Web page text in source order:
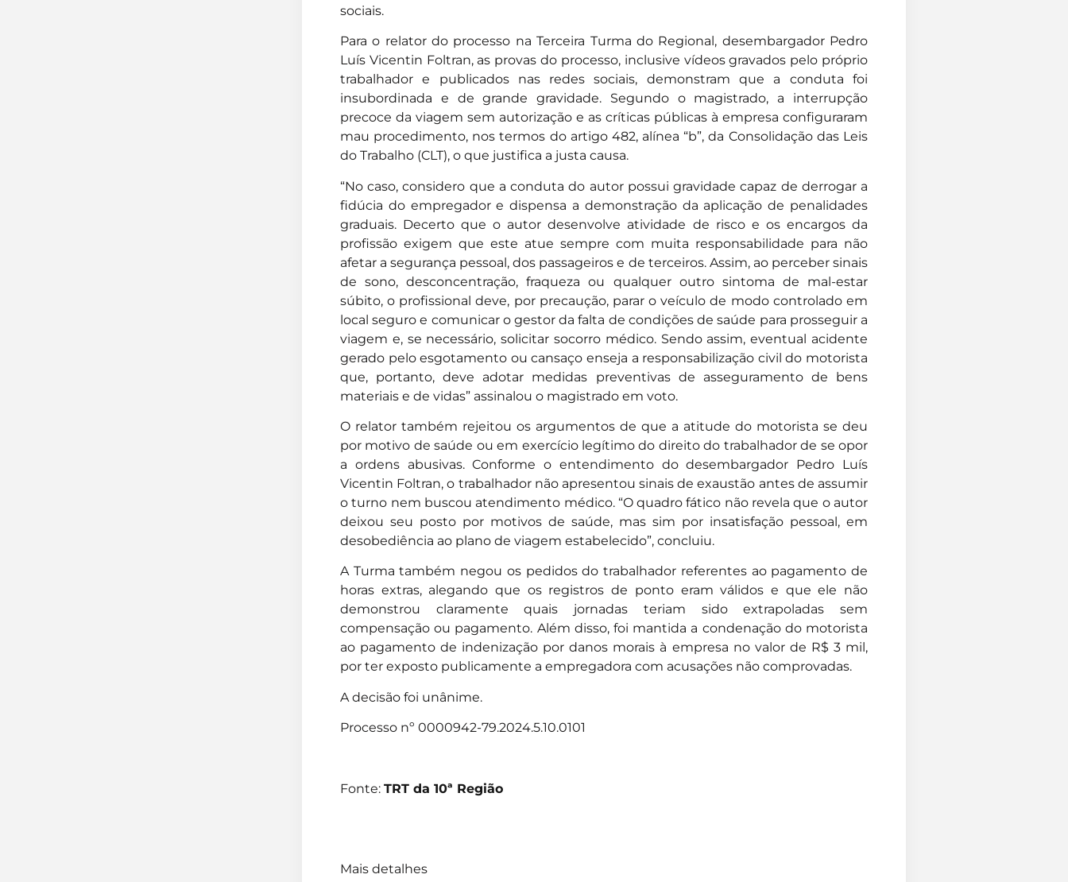
sociais.
Para o relator do processo na Terceira Turma do Regional, desembargador Pedro
Luís Vicentin Foltran, as provas do processo, inclusive vídeos gravados pelo próprio
trabalhador e publicados nas redes sociais, demonstram que a conduta foi
insubordinada e de grande gravidade. Segundo o magistrado, a interrupção
precoce da viagem sem autorização e as críticas públicas à empresa configuraram
mau procedimento, nos termos do artigo 482, alínea “b”, da Consolidação das Leis
do Trabalho (CLT), o que justifica a justa causa.
“No caso, considero que a conduta do autor possui gravidade capaz de derrogar a
fidúcia do empregador e dispensa a demonstração da aplicação de penalidades
graduais. Decerto que o autor desenvolve atividade de risco e os encargos da
profissão exigem que este atue sempre com muita responsabilidade para não
afetar a segurança pessoal, dos passageiros e de terceiros. Assim, ao perceber sinais
de sono, desconcentração, fraqueza ou qualquer outro sintoma de mal-estar
súbito, o profissional deve, por precaução, parar o veículo de modo controlado em
local seguro e comunicar o gestor da falta de condições de saúde para prosseguir a
viagem e, se necessário, solicitar socorro médico. Sendo assim, eventual acidente
gerado pelo esgotamento ou cansaço enseja a responsabilização civil do motorista
que, portanto, deve adotar medidas preventivas de asseguramento de bens
materiais e de vidas” assinalou o magistrado em voto.
O relator também rejeitou os argumentos de que a atitude do motorista se deu
por motivo de saúde ou em exercício legítimo do direito do trabalhador de se opor
a ordens abusivas. Conforme o entendimento do desembargador Pedro Luís
Vicentin Foltran, o trabalhador não apresentou sinais de exaustão antes de assumir
o turno nem buscou atendimento médico. “O quadro fático não revela que o autor
deixou seu posto por motivos de saúde, mas sim por insatisfação pessoal, em
desobediência ao plano de viagem estabelecido”, concluiu.
A Turma também negou os pedidos do trabalhador referentes ao pagamento de
horas extras, alegando que os registros de ponto eram válidos e que ele não
demonstrou claramente quais jornadas teriam sido extrapoladas sem
compensação ou pagamento. Além disso, foi mantida a condenação do motorista
ao pagamento de indenização por danos morais à empresa no valor de R$ 3 mil,
por ter exposto publicamente a empregadora com acusações não comprovadas.
A decisão foi unânime.
Processo nº 0000942-79.2024.5.10.0101
Fonte: TRT da 10ª Região
Mais detalhes